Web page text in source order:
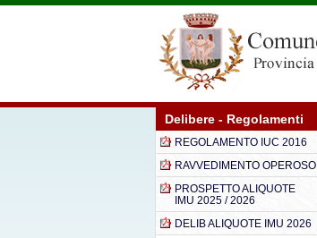
Delibere - Regolamenti
REGOLAMENTO IUC 2016
RAVVEDIMENTO OPEROSO
PROSPETTO ALIQUOTE
IMU 2025 / 2026
DELIB ALIQUOTE IMU 2026